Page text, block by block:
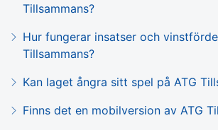
Tillsammans?
Hur fungerar insatser och
Tillsammans?
Kan laget ångra sitt spel på ATG
Finns det en mobilversion av ATG